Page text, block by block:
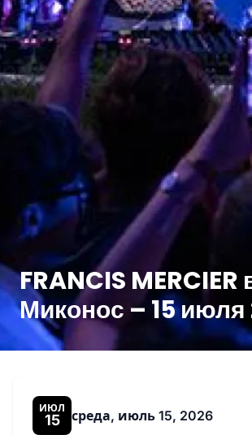
FRANCIS MERCIER
Миконос – 15 июля
ИЮЛ
15 среда, июль 15, 2026